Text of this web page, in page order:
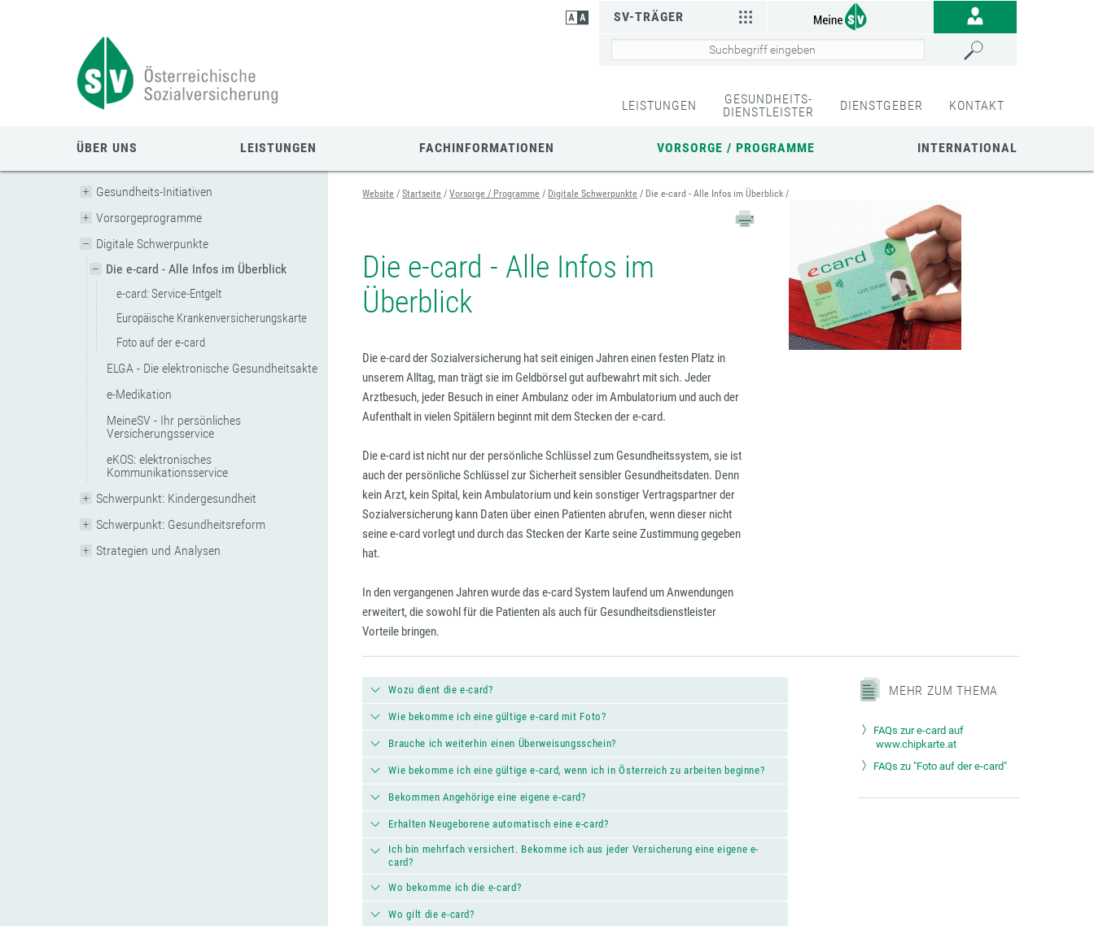
SV-TRÄGER
LEISTUNGEN
GESUNDHEITS-
DIENSTLEISTER
DIENSTGEBER KONTAKT
ÜBER UNS LEISTUNGEN FACHINFORMATIONEN VORSORGE / PROGRAMME INTERNATIONAL
Gesundheits-Initiativen
Vorsorgeprogramme
Digitale Schwerpunkte
Die e-card - Alle Infos im Überblick
e-card: Service-Entgelt
Europäische Krankenversicherungskarte
Foto auf der e-card
ELGA - Die elektronische Gesundheitsakte
e-Medikation
MeineSV - Ihr persönliches
Versicherungsservice
eKOS: elektronisches
Kommunikationsservice
Schwerpunkt: Kindergesundheit
Schwerpunkt: Gesundheitsreform
Strategien und Analysen
Website Startseite Vorsorge / Programme Digitale Schwerpunkte Die e-card - Alle Infos im Überblick
Die e-card - Alle Infos im
Überblick
Die e-card der Sozialversicherung hat seit einigen Jahren einen festen Platz in
unserem Alltag, man trägt sie im Geldbörsel gut aufbewahrt mit sich. Jeder
Arztbesuch, jeder Besuch in einer Ambulanz oder im Ambulatorium und auch der
Aufenthalt in vielen Spitälern beginnt mit dem Stecken der e-card.
Die e-card ist nicht nur der persönliche Schlüssel zum Gesundheitssystem, sie ist
auch der persönliche Schlüssel zur Sicherheit sensibler Gesundheitsdaten. Denn
kein Arzt, kein Spital, kein Ambulatorium und kein sonstiger Vertragspartner der
Sozialversicherung kann Daten über einen Patienten abrufen, wenn dieser nicht
seine e-card vorlegt und durch das Stecken der Karte seine Zustimmung gegeben
hat.
In den vergangenen Jahren wurde das e-card System laufend um Anwendungen
erweitert, die sowohl für die Patienten als auch für Gesundheitsdienstleister
Vorteile bringen.
Wozu dient die e-card?
Wie bekomme ich eine gültige e-card mit Foto?
Brauche ich weiterhin einen Überweisungsschein?
Wie bekomme ich eine gültige e-card, wenn ich in Österreich zu arbeiten beginne?
Bekommen Angehörige eine eigene e-card?
Erhalten Neugeborene automatisch eine e-card?
Ich bin mehrfach versichert. Bekomme ich aus jeder Versicherung eine eigene e-
card?
Wo bekomme ich die e-card?
Wo gilt die e-card?
MEHR ZUM THEMA
FAQs zur e-card auf
www.chipkarte.at
FAQs zu "Foto auf der e-card"